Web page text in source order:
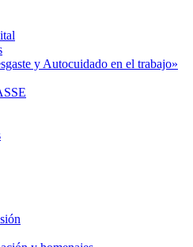
y Autocuidado en el trabajo»